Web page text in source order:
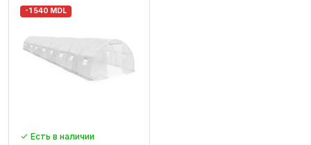
-1 540 MDL
Есть в наличии